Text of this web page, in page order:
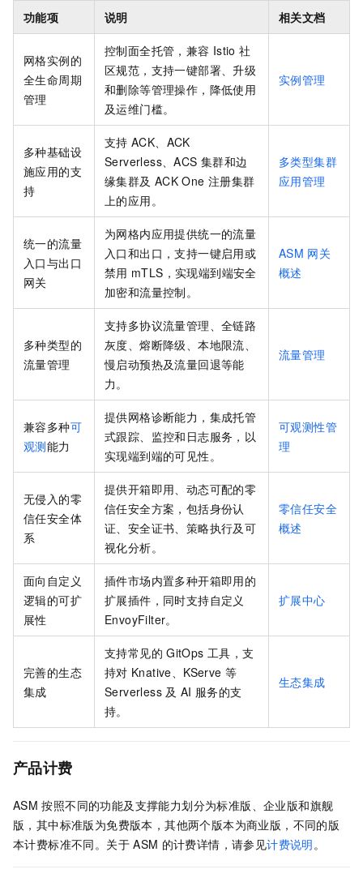
功能项 说明 相关文档
网格实例的
全生命周期
管理
控制面全托管，兼容 Istio 社
区规范，支持一键部署、升级
和删除等管理操作，降低使用
及运维门槛。
实例管理
多种基础设
施应用的支
持
支持 ACK、ACK
Serverless、ACS 集群和边
缘集群及 ACK One 注册集群
上的应用。
多类型集群
应用管理
统一的流量
入口与出口
网关
为网格内应用提供统一的流量
入口和出口，支持一键启用或
禁用 mTLS，实现端到端安全
加密和流量控制。
ASM 网关
概述
多种类型的
流量管理
支持多协议流量管理、全链路
灰度、熔断降级、本地限流、
慢启动预热及流量回退等能
力。
流量管理
兼容多种可
观测能力
提供网格诊断能力，集成托管
式跟踪、监控和日志服务，以
实现端到端的可见性。
可观测性管
理
无侵入的零
信任安全体
系
提供开箱即用、动态可配的零
信任安全方案，包括身份认
证、安全证书、策略执行及可
视化分析。
零信任安全
概述
面向自定义
逻辑的可扩
展性
插件市场内置多种开箱即用的
扩展插件，同时支持自定义
EnvoyFilter。
扩展中心
完善的生态
集成
支持常见的 GitOps 工具，支
持对 Knative、KServe 等
Serverless 及 AI 服务的支
持。
生态集成
产品计费
ASM 按照不同的功能及支撑能力划分为标准版、企业版和旗舰
版，其中标准版为免费版本，其他两个版本为商业版，不同的版
本计费标准不同。关于 ASM 的计费详情，请参见计费说明。